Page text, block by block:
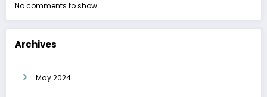
No comments to show.
Archives
May 2024